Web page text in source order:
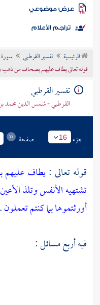
الكتب
موضوعي
تراجم الأعلام
الرئيسية تفسير القرطبي
قوله تعالى يطاف عليهم بصحاف من ذهب
تفسير القرطبي
القرطبي - شمس الدين محمد
جزء 16 صفحة
قوله تعالى :يطاف
تشتهيه الأنفس وتلذ
أورثتموها بما كنتم تعملون.
فيه أربع مسائل :